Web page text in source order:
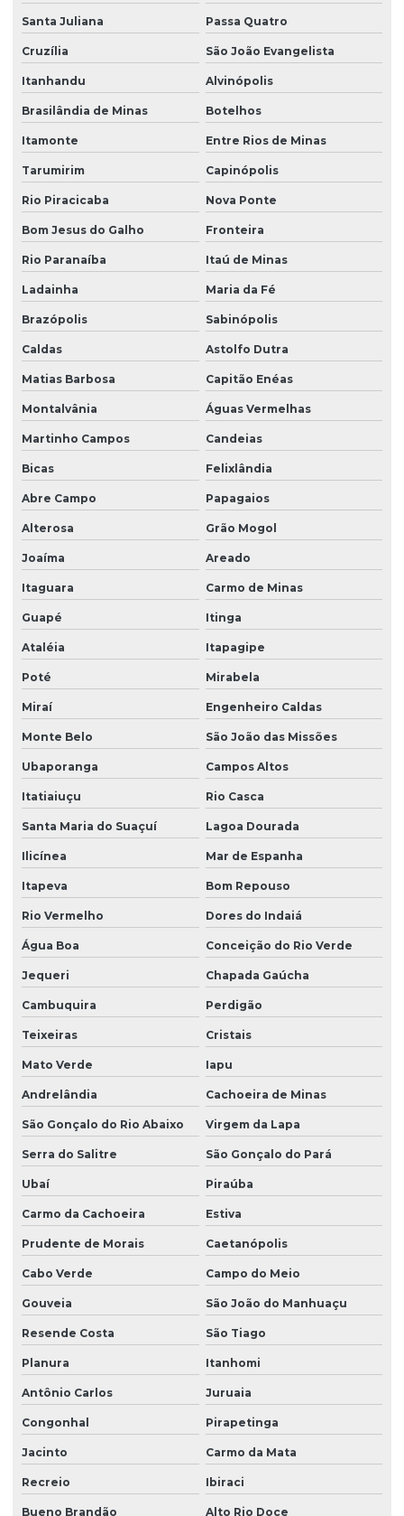
Santa Juliana Passa Quatro
Cruzília São João Evangelista
Itanhandu Alvinópolis
Brasilândia de Minas Botelhos
Itamonte Entre Rios de Minas
Tarumirim Capinópolis
Rio Piracicaba Nova Ponte
Bom Jesus do Galho Fronteira
Rio Paranaíba Itaú de Minas
Ladainha Maria da Fé
Brazópolis Sabinópolis
Caldas Astolfo Dutra
Matias Barbosa Capitão Enéas
Montalvânia Águas Vermelhas
Martinho Campos Candeias
Bicas Felixlândia
Abre Campo Papagaios
Alterosa Grão Mogol
Joaíma Areado
Itaguara Carmo de Minas
Guapé Itinga
Ataléia Itapagipe
Poté Mirabela
Miraí Engenheiro Caldas
Monte Belo São João das Missões
Ubaporanga Campos Altos
Itatiaiuçu Rio Casca
Santa Maria do Suaçuí Lagoa Dourada
Ilicínea Mar de Espanha
Itapeva Bom Repouso
Rio Vermelho Dores do Indaiá
Água Boa Conceição do Rio Verde
Jequeri Chapada Gaúcha
Cambuquira Perdigão
Teixeiras Cristais
Mato Verde Iapu
Andrelândia Cachoeira de Minas
São Gonçalo do Rio Abaixo Virgem da Lapa
Serra do Salitre São Gonçalo do Pará
Ubaí Piraúba
Carmo da Cachoeira Estiva
Prudente de Morais Caetanópolis
Cabo Verde Campo do Meio
Gouveia São João do Manhuaçu
Resende Costa São Tiago
Planura Itanhomi
Antônio Carlos Juruaia
Congonhal Pirapetinga
Jacinto Carmo da Mata
Recreio Ibiraci
Bueno Brandão Alto Rio Doce